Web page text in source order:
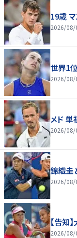
19歳
2026/08/
世界1
2026/08/
メド
2026/08/
錦織圭
2026/08/
【告知
2026/08/